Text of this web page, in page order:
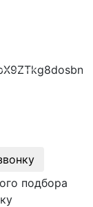
подбора